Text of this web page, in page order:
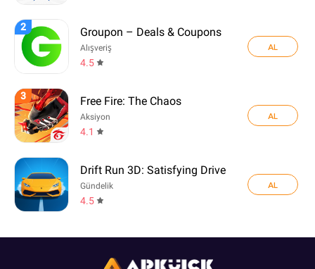
2 Groupon – Deals & Coupons
Alışveriş
4.5
AL
3 Free Fire: The Chaos
Aksiyon
4.1
AL
Drift Run 3D: Satisfying Drive
Gündelik
4.5
AL